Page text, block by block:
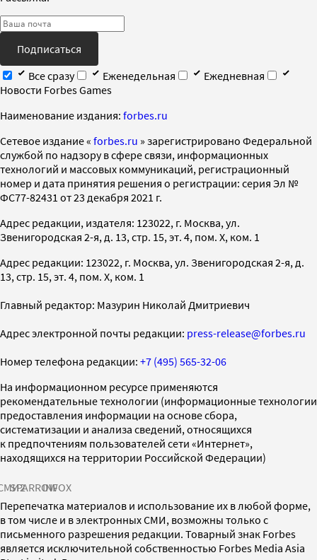
Подписаться
Все сразу
Еженедельная
Ежедневная
Новости Forbes Games
Наименование издания: forbes.ru
Cетевое издание « forbes.ru » зарегистрировано Федеральной
службой по надзору в сфере связи, информационных
технологий и массовых коммуникаций, регистрационный
номер и дата принятия решения о регистрации: серия Эл №
ФС77-82431 от 23 декабря 2021 г.
Адрес редакции, издателя: 123022, г. Москва, ул.
Звенигородская 2-я, д. 13, стр. 15, эт. 4, пом. X, ком. 1
Адрес редакции: 123022, г. Москва, ул. Звенигородская 2-я, д.
13, стр. 15, эт. 4, пом. X, ком. 1
Главный редактор: Мазурин Николай Дмитриевич
Адрес электронной почты редакции: press-release@forbes.ru
Номер телефона редакции: +7 (495) 565-32-06
На информационном ресурсе применяются
рекомендательные технологии (информационные технологии
предоставления информации на основе сбора,
систематизации и анализа сведений, относящихся
к предпочтениям пользователей сети «Интернет»,
находящихся на территории Российской Федерации)
SPARROWINFOX
Перепечатка материалов и использование их в любой форме,
в том числе и в электронных СМИ, возможны только с
письменного разрешения редакции. Товарный знак Forbes
является исключительной собственностью Forbes Media Asia